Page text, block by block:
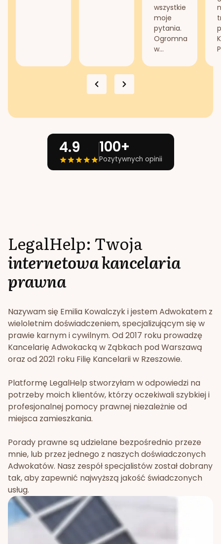
wszystkie
moje
pytania.
Ogromna
w...
4.9 100+
Pozytywnych opinii
LegalHelp: Twoja
internetowa kancelaria
prawna
Nazywam się Emilia Kowalczyk i jestem Adwokatem z
wieloletnim doświadczeniem, specjalizującym się w
prawie karnym i cywilnym. Od 2017 roku prowadzę
Kancelarię Adwokacką w Ząbkach pod Warszawą
oraz od 2021 roku Filię Kancelarii w Rzeszowie.
Platformę LegalHelp stworzyłam w odpowiedzi na
potrzeby moich klientów, którzy oczekiwali szybkiej i
profesjonalnej pomocy prawnej niezależnie od
miejsca zamieszkania.
Porady prawne są udzielane bezpośrednio przeze
mnie, lub przez jednego z naszych doświadczonych
Adwokatów. Nasz zespół specjalistów został dobrany
tak, aby zapewnić najwyższą jakość świadczonych
usług.